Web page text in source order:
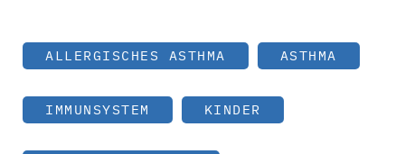
ALLERGISCHES ASTHMA ASTHMA
IMMUNSYSTEM KINDER